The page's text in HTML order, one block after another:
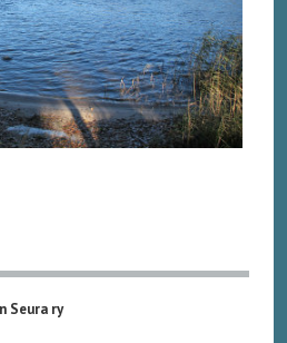
Seura ry